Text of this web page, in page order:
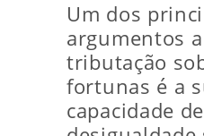
Um dos
argumentos
tributação
fortunas é a
capacidade